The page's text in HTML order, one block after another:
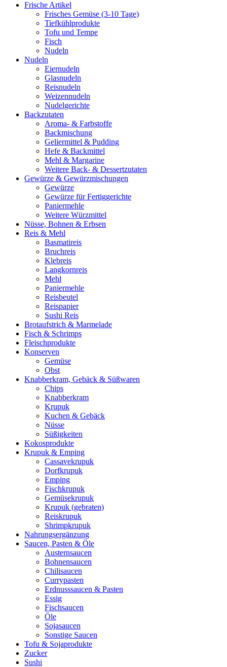
Frische Artikel
Frisches Gemüse (3-10 Tage)
Tiefkühlprodukte
Tofu und Tempe
Fisch
Nudeln
Nudeln
Eiernudeln
Glasnudeln
Reisnudeln
Weizennudeln
Nudelgerichte
Backzutaten
Aroma- & Farbstoffe
Backmischung
Geliermittel & Pudding
Hefe & Backmittel
Mehl & Margarine
Weitere Back- & Dessertzutaten
Gewürze & Gewürzmischungen
Gewürze
Gewürze für Fertiggerichte
Paniermehle
Weitere Würzmittel
Nüsse, Bohnen & Erbsen
Reis & Mehl
Basmatireis
Bruchreis
Klebreis
Langkornreis
Mehl
Paniermehle
Reisbeutel
Reispapier
Sushi Reis
Brotaufstrich & Marmelade
Fisch & Schrimps
Fleischprodukte
Konserven
Gemüse
Obst
Knabberkram, Gebäck & Süßwaren
Chips
Knabberkram
Krupuk
Kuchen & Gebäck
Nüsse
Süßigkeiten
Kokosprodukte
Krupuk & Emping
Cassavekrupuk
Dorfkrupuk
Emping
Fischkrupuk
Gemüsekrupuk
Krupuk (gebraten)
Reiskrupuk
Shrimpkrupuk
Nahrungsergänzung
Saucen, Pasten & Öle
Austernsaucen
Bohnensaucen
Chilisaucen
Currypasten
Erdnusssaucen & Pasten
Essig
Fischsaucen
Öle
Sojasaucen
Sonstige Saucen
Tofu & Sojaprodukte
Zucker
Sushi